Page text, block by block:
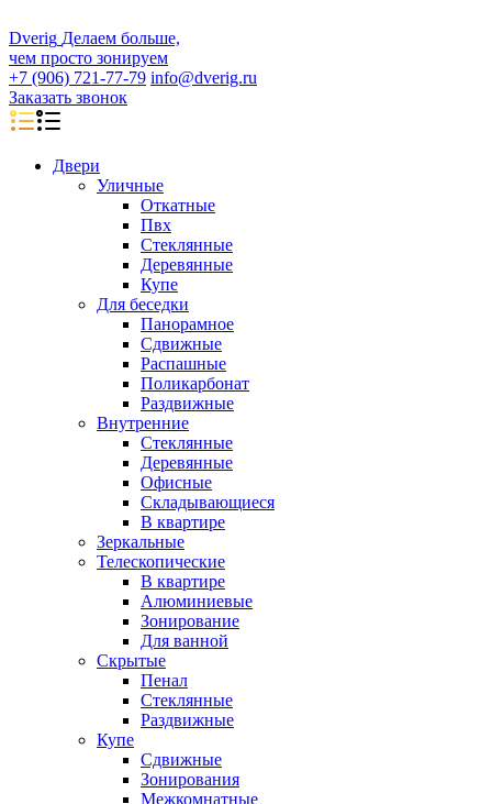
Dverig Делаем больше,
чем просто зонируем
+7 (906) 721-77-79 info@dverig.ru
Заказать звонок
Двери
Уличные
Откатные
Пвх
Стеклянные
Деревянные
Купе
Для беседки
Панорамное
Сдвижные
Распашные
Поликарбонат
Раздвижные
Внутренние
Стеклянные
Деревянные
Офисные
Складывающиеся
В квартире
Зеркальные
Телескопические
В квартире
Алюминиевые
Зонирование
Для ванной
Скрытые
Пенал
Стеклянные
Раздвижные
Купе
Сдвижные
Зонирования
Межкомнатные